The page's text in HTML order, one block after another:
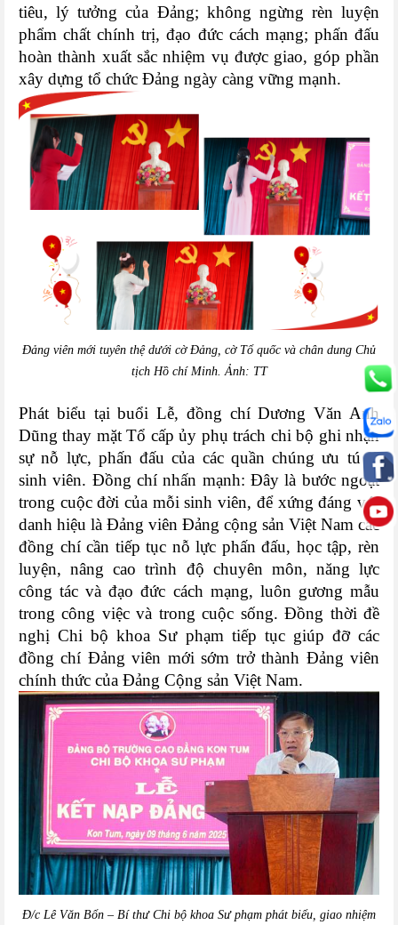
tiêu, lý tưởng của Đảng; không ngừng rèn luyện
phẩm chất chính trị, đạo đức cách mạng; phấn đấu
hoàn thành xuất sắc nhiệm vụ được giao, góp phần
xây dựng tổ chức Đảng ngày càng vững mạnh.
Đảng viên mới tuyên thệ dưới cờ Đảng, cờ Tổ quốc và chân dung Chủ
tịch Hồ chí Minh. Ảnh: TT
Phát biểu tại buổi Lễ, đồng chí Dương Văn Anh
Dũng thay mặt Tổ cấp ủy phụ trách chi bộ ghi nhận
sự nỗ lực, phấn đấu của các quần chúng ưu tú là
sinh viên. Đồng chí nhấn mạnh: Đây là bước ngoặt
trong cuộc đời của mỗi sinh viên, để xứng đáng với
danh hiệu là Đảng viên Đảng cộng sản Việt Nam các
đồng chí cần tiếp tục nỗ lực phấn đấu, học tập, rèn
luyện, nâng cao trình độ chuyên môn, năng lực
công tác và đạo đức cách mạng, luôn gương mẫu
trong công việc và trong cuộc sống. Đồng thời đề
nghị Chi bộ khoa Sư phạm tiếp tục giúp đỡ các
đồng chí Đảng viên mới sớm trở thành Đảng viên
chính thức của Đảng Cộng sản Việt Nam.
Đ/c Lê Văn Bổn – Bí thư Chi bộ khoa Sư phạm phát biểu, giao nhiệm